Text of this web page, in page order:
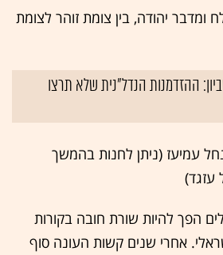
ומדבר יהודה, בין צומת זוהר לצומת
ההזדמנות הנדל"נית שלא תרצו
נחל עמיעז (ניתן לחנות בהמשך
הפך להיות שורת חובה בקורות
אחרי שנים קשות העונה סוף